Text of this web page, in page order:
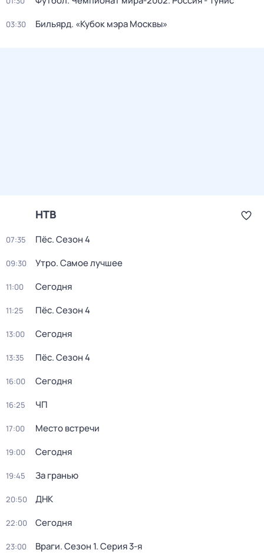
03:30 Бильярд. «Кубок мэра Москвы»
НТВ
07:35 Пёс. Сезон 4
09:30 Утро. Самое лучшее
11:00 Сегодня
11:25 Пёс. Сезон 4
13:00 Сегодня
13:35 Пёс. Сезон 4
16:00 Сегодня
16:25 ЧП
17:00 Место встречи
19:00 Сегодня
19:45 За гранью
20:50 ДНК
22:00 Сегодня
23:00 Враги. Сезон 1. Серия 3-я